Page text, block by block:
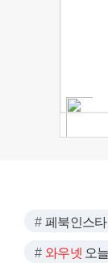
페북인스타
와우넷 오